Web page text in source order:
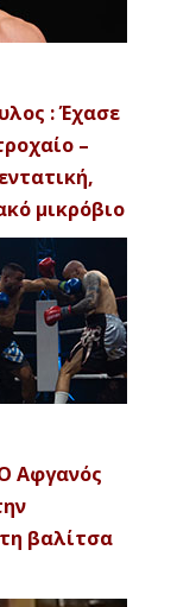
: Έχασε
–
μικρόβιο
Αφγανός
βαλίτσα